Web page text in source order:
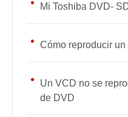
Mi Toshiba DVD-
Cómo reproducir
Un VCD no se
de DVD